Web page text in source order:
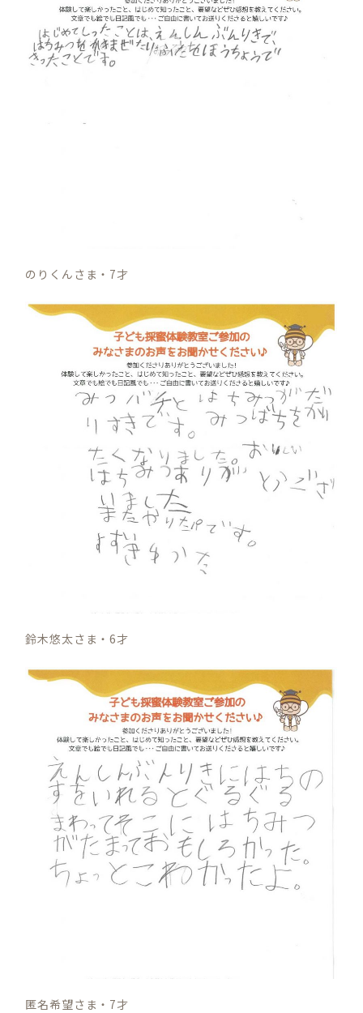
のりくんさま・7才
鈴木悠太さま・6才
匿名希望さま・7才